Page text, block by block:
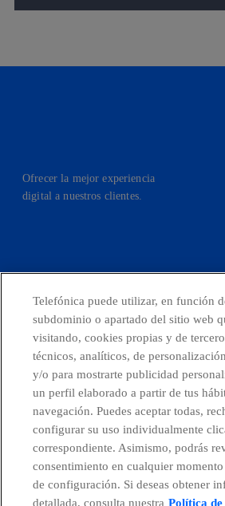
Ofrecer la mejor experiencia
digital a nuestros clientes.
facebook linkedin twitter
CONTACTO
Países y Unidades emergentes
Canal de Denuncias
Centro Global Transparencia
Telefónica puede utilizar, en función
subdominio o apartado del sitio web
visitando, cookies propias y de
técnicos, analíticos, de
y/o para mostrarte publicidad
un perfil elaborado a partir de tus
navegación. Puedes aceptar todas,
configurar su uso individualmente
correspondiente. Asimismo, podrás
consentimiento en cualquier
de configuración. Si deseas obtener
detallada, consulta nuestra Política